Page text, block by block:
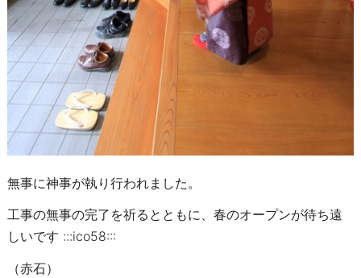
無事に神事が執り行われました。
工事の無事の完了を祈るとともに、春のオープンが待ち遠
しいです :::ico58:::
（赤石）